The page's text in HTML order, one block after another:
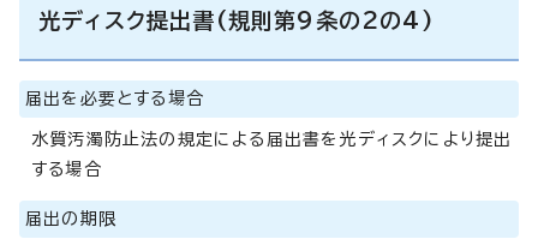
光ディスク提出書(規則第9条の2の4)
届出を必要とする場合
水質汚濁防止法の規定による届出書を光ディスクにより提出
する場合
届出の期限